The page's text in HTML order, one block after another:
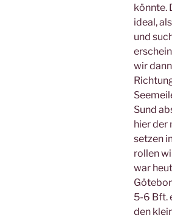
könnte.
ideal,
und
wir
Sund
hier der
setzen
rollen
war
5-6 Bft.
den